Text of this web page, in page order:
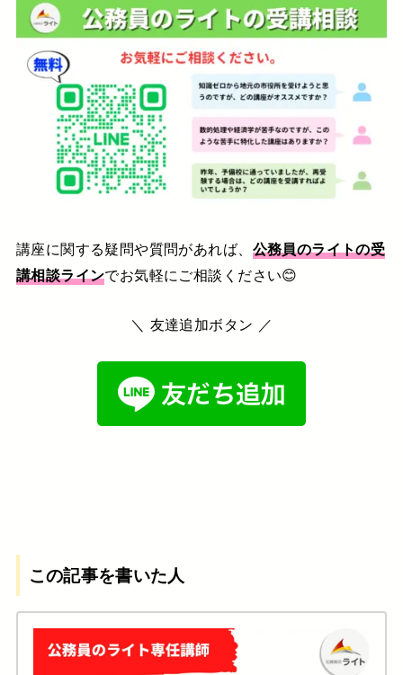
講座に関する疑問や質問があれば、 公務員のライトの受
講相談ラインでお気軽にご相談ください😊
＼ 友達追加ボタン ／
この記事を書いた人